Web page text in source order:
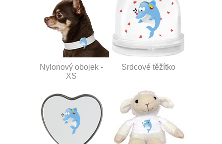
Nylonový obojek -
XS
Srdcové těžítko